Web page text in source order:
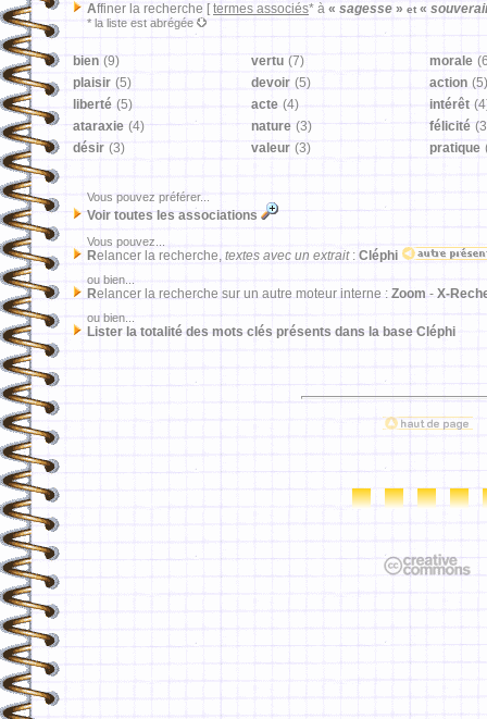
Affiner la recherche [ termes associés* à « sagesse » et «
* la liste est abrégée
bien (9) vertu (7) morale
plaisir (5) devoir (5) action (5)
liberté (5) acte (4) intérêt
ataraxie (4) nature (3) félicité
désir (3) valeur (3) pratique
Vous pouvez préférer...
Voir toutes les associations
Vous pouvez...
Relancer la recherche, textes avec un extrait: Cléphi
ou bien...
Relancer la recherche sur un autre moteur interne : Zoom - X-
ou bien...
Lister la totalité des mots clés présents dans la base Cléphi